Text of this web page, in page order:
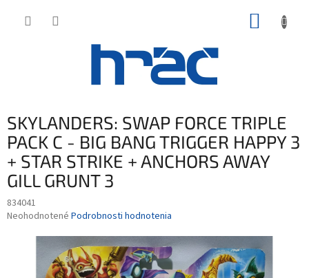
SKYLANDERS: SWAP FORCE TRIPLE
PACK C - BIG BANG TRIGGER HAPPY 3
+ STAR STRIKE + ANCHORS AWAY
GILL GRUNT 3
834041
Priemerné
Neohodnotené Podrobnosti hodnotenia